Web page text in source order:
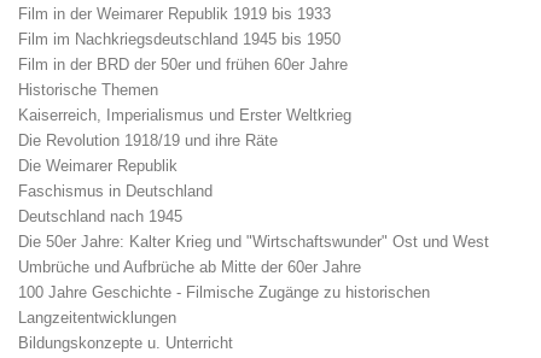
Film in der Weimarer Republik 1919 bis 1933
Film im Nachkriegsdeutschland 1945 bis 1950
Film in der BRD der 50er und frühen 60er Jahre
Historische Themen
Kaiserreich, Imperialismus und Erster Weltkrieg
Die Revolution 1918/19 und ihre Räte
Die Weimarer Republik
Faschismus in Deutschland
Deutschland nach 1945
Die 50er Jahre: Kalter Krieg und "Wirtschaftswunder" Ost und West
Umbrüche und Aufbrüche ab Mitte der 60er Jahre
100 Jahre Geschichte - Filmische Zugänge zu historischen
Langzeitentwicklungen
Bildungskonzepte u. Unterricht